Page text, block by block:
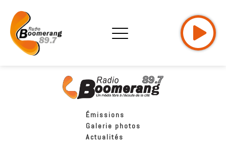
Émissions
Galerie photos
Actualités